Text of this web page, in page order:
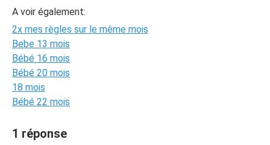
Je ne sais même pas quand je vais ovuler maintenant car
je devais ovuler demain (28/08) à la base ...
Merci de vos réponses !
A voir également:
2x mes règles sur le même mois
Bebe 13 mois
Bébé 16 mois
Bébé 20 mois
18 mois
Bébé 22 mois
1 réponse